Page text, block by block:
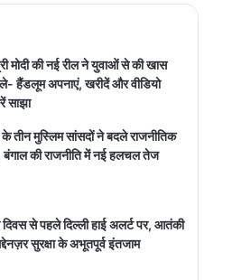
मोदी की नई रील ने युवाओं से की खास
हैंडलूम अपनाएं, खरीदें और वीडियो
साझा
के तीन मुस्लिम सांसदों ने बदले राजनीतिक
की राजनीति में नई हलचल तेज
से पहले दिल्ली हाई अलर्ट पर, आतंकी
सुरक्षा के अभूतपूर्व इंतजाम